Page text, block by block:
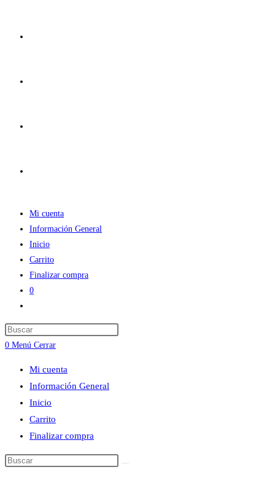
Mi cuenta
Información General
Inicio
Carrito
Finalizar compra
0
de
la
web
0 Menú Cerrar
Mi cuenta
Información General
Inicio
Carrito
Finalizar compra
Buscar